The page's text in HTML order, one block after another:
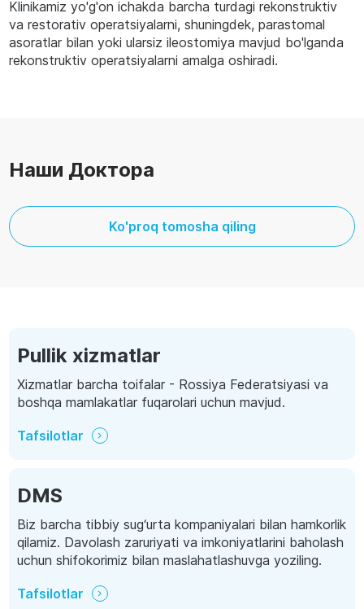
Klinikamiz yo'g'on ichakda barcha turdagi rekonstruktiv
va restorativ operatsiyalarni, shuningdek, parastomal
asoratlar bilan yoki ularsiz ileostomiya mavjud bo'lganda
rekonstruktiv operatsiyalarni amalga oshiradi.
Наши Доктора
Ko'proq tomosha qiling
Pullik xizmatlar
Xizmatlar barcha toifalar - Rossiya Federatsiyasi va
boshqa mamlakatlar fuqarolari uchun mavjud.
Tafsilotlar
DMS
Biz barcha tibbiy sug‘urta kompaniyalari bilan hamkorlik
qilamiz. Davolash zaruriyati va imkoniyatlarini baholash
uchun shifokorimiz bilan maslahatlashuvga yoziling.
Tafsilotlar